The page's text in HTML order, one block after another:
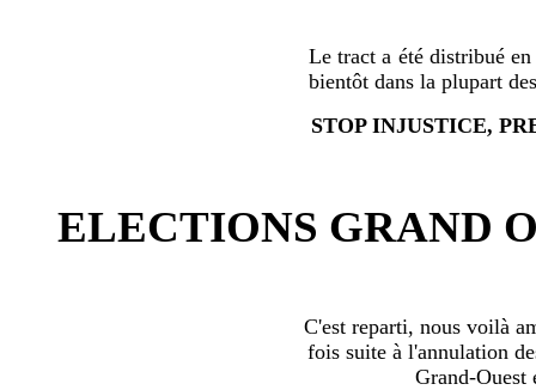
Le tract a été distribué en
bientôt dans la plupart
STOP INJUSTICE,
ELECTIONS GRAND
C'est reparti, nous voilà
fois suite à l'annulation
Grand-Ouest